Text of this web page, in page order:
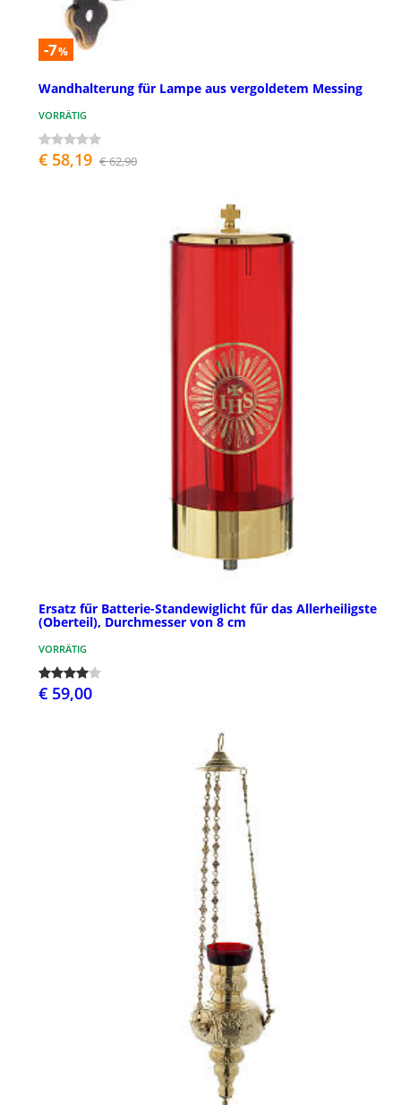
-7%
Wandhalterung für Lampe aus vergoldetem Messing
VORRÄTIG
€ 58,19 € 62,90
Ersatz fűr Batterie-Standewiglicht fűr das Allerheiligste
(Oberteil), Durchmesser von 8 cm
VORRÄTIG
€ 59,00